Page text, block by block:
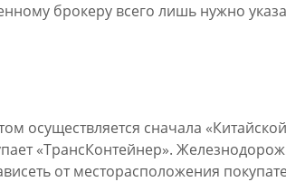
брокеру всего лишь нужно
осуществляется сначала
«ТрансКонтейнер».
от месторасположения